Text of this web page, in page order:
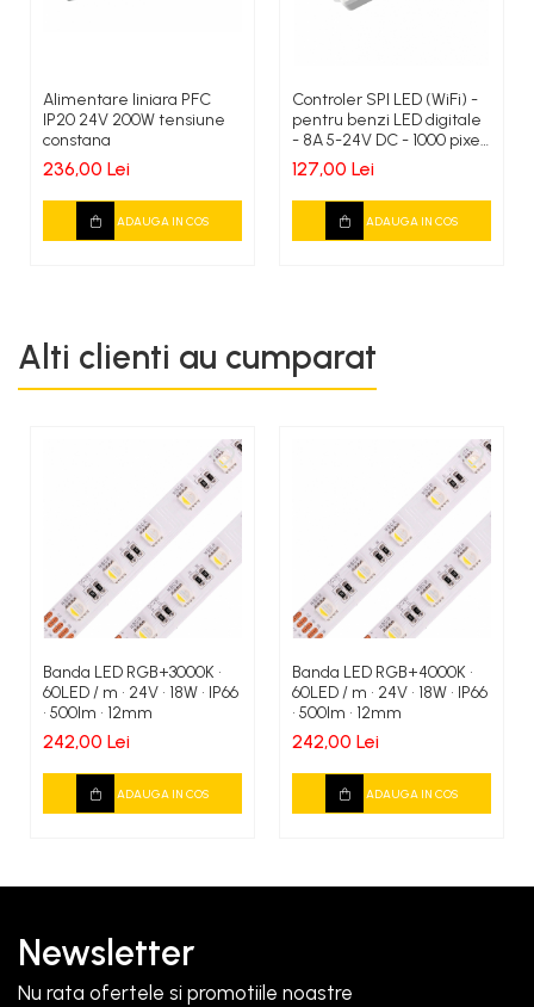
Alimentare liniara PFC
IP20 24V 200W tensiune
constana
236,00 Lei
ADAUGA IN COS
Controler SPI LED (WiFi) -
pentru benzi LED digitale
- 8A 5-24V DC - 1000 pixeli
- WT-SPI
127,00 Lei
ADAUGA IN COS
Alti clienti au cumparat
Banda LED RGB+3000K •
60LED / m • 24V • 18W • IP66
• 500lm • 12mm
242,00 Lei
ADAUGA IN COS
Banda LED RGB+4000K •
60LED / m • 24V • 18W • IP66
• 500lm • 12mm
242,00 Lei
ADAUGA IN COS
Newsletter
Nu rata ofertele si promotiile noastre